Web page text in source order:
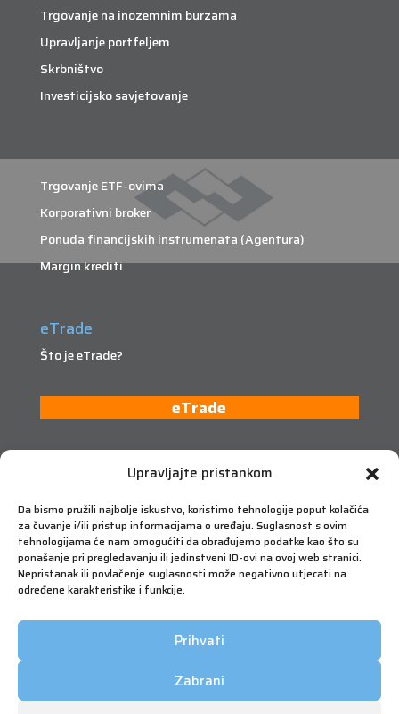
Upravljajte pristankom
Da bismo pružili najbolje iskustvo, koristimo tehnologije poput kolačića
za čuvanje i/ili pristup informacijama o uređaju. Suglasnost s ovim
tehnologijama će nam omogućiti da obrađujemo podatke kao što su
ponašanje pri pregledavanju ili jedinstveni ID-ovi na ovoj web stranici.
Nepristanak ili povlačenje suglasnosti može negativno utjecati na
određene karakteristike i funkcije.
Prihvati
Zabrani
Trgovanje na inozemnim burzama
Upravljanje portfeljem
Skrbništvo
Investicijsko savjetovanje
Trgovanje ETF-ovima
Korporativni broker
Ponuda financijskih instrumenata (Agentura)
Margin krediti
eTrade
Što je eTrade?
eTrade